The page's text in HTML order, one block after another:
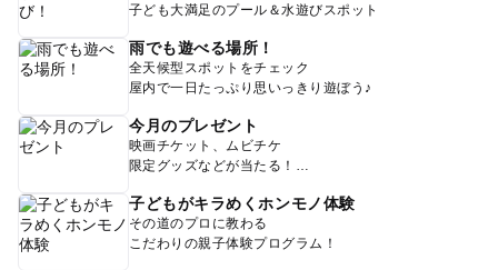
子ども大満足のプール＆水遊びスポット
雨でも遊べる場所！
全天候型スポットをチェック
屋内で一日たっぷり思いっきり遊ぼう♪
今月のプレゼント
映画チケット、ムビチケ
限定グッズなどが当たる！
子どもがキラめくホンモノ体験
その道のプロに教わる
こだわりの親子体験プログラム！